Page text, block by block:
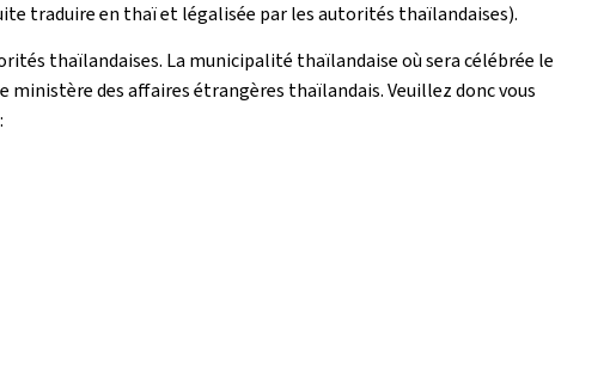
traduire en thaï et légalisée par les autorités thaïlandaises).
thaïlandaises. La municipalité thaïlandaise où sera célébrée le
des affaires étrangères thaïlandais. Veuillez donc vous